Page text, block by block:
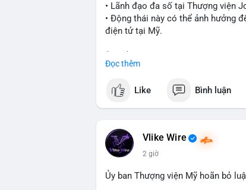
• Lãnh đạo đa số tại Thượng viện
• Động thái này có thể ảnh hưởng
điện tử tại Mỹ.
📰 Nguồn: Cointelegraph
Đọc thêm
Like Bình luận
Vlike Wire
2 giờ
Ủy ban Thượng viện Mỹ hoãn bỏ